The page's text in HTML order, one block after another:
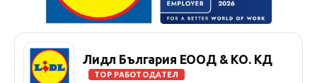
Лидл България ЕООД & КО. КД
TOP РАБОТОДАТЕЛ